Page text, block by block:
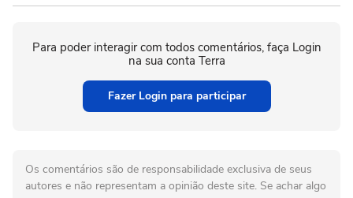
Para poder interagir com todos comentários, faça Login
na sua conta Terra
Fazer Login para participar
Os comentários são de responsabilidade exclusiva de seus
autores e não representam a opinião deste site. Se achar algo